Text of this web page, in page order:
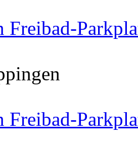
Freibad-
Freibad-